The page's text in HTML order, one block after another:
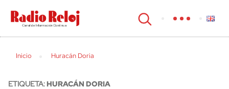
cerrar
Inicio Huracán Doria
ETIQUETA:HURACÁN DORIA